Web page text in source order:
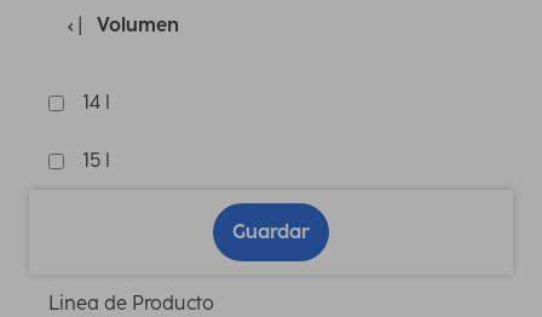
Volumen
14 l
15 l
Guardar
Linea de Producto